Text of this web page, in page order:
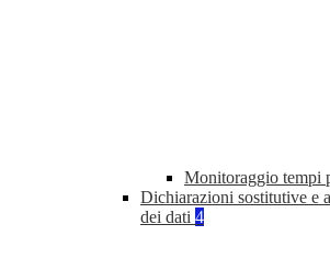
Monitoraggio tempi
Dichiarazioni sostitutive e
dei dati 4